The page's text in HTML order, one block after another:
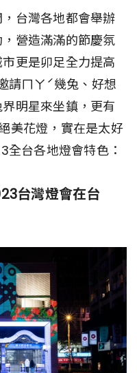
台灣各地都會舉辦
營造滿滿的節慶氛
更是卯足全力提高
請ㄇㄚˊ幾兔、好想
明星來坐鎮，更有
美花燈，實在是太好
台各地燈會特色：
台灣燈會在台